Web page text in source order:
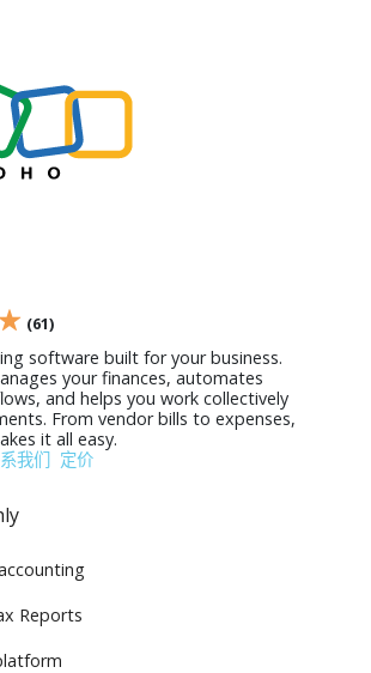
(61)
software built for your business.
your finances, automates
and helps you work collectively
From vendor bills to expenses,
it all easy.
我们 定价
Reports